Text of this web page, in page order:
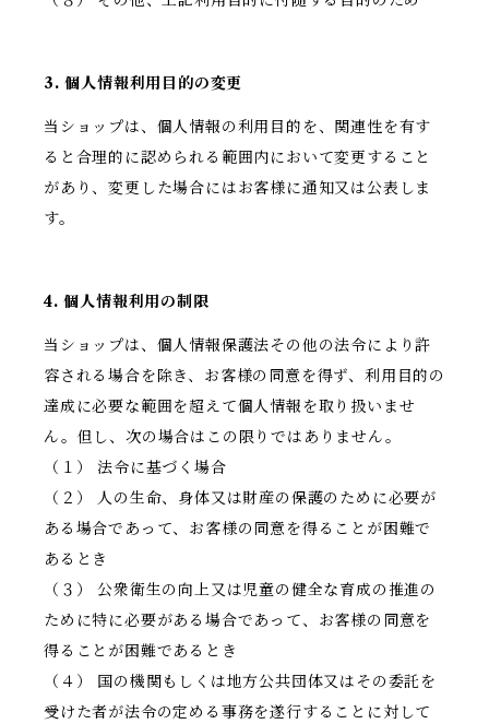
3. 個人情報利用目的の変更
当ショップは、個人情報の利用目的を、関連性を有す
ると合理的に認められる範囲内において変更すること
があり、変更した場合にはお客様に通知又は公表しま
す。
4. 個人情報利用の制限
当ショップは、個人情報保護法その他の法令により許
容される場合を除き、お客様の同意を得ず、利用目的の
達成に必要な範囲を超えて個人情報を取り扱いませ
ん。但し、次の場合はこの限りではありません。
（１） 法令に基づく場合
（２） 人の生命、身体又は財産の保護のために必要が
ある場合であって、お客様の同意を得ることが困難で
あるとき
（３） 公衆衛生の向上又は児童の健全な育成の推進の
ために特に必要がある場合であって、お客様の同意を
得ることが困難であるとき
（４） 国の機関もしくは地方公共団体又はその委託を
受けた者が法令の定める事務を遂行することに対して